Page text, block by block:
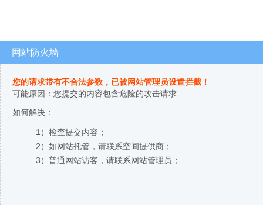
网站防火墙
您的请求带有不合法参数，已被网站管理员设置拦截！
可能原因：您提交的内容包含危险的攻击请求
如何解决：
1）检查提交内容；
2）如网站托管，请联系空间提供商；
3）普通网站访客，请联系网站管理员；